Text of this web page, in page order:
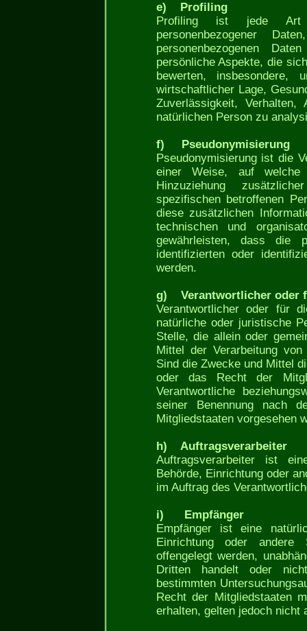
e) Profiling
Profiling ist jede Art
personenbezogener
personenbezogenen
persönliche Aspekte, die
bewerten, insbesondere,
wirtschaftlicher Lage,
Zuverlässigkeit, Verhalten,
natürlichen Person zu
f) Pseudonymisierung
Pseudonymisierung ist die
einer Weise, auf welche
Hinzuziehung
spezifischen betroffenen
diese zusätzlichen
technischen und
gewährleisten, dass die
identifizierten oder
werden.
g) Verantwortlicher oder
Verantwortlicher oder für
natürliche oder juristische
Stelle, die allein oder
Mittel der Verarbeitung von
Sind die Zwecke und Mittel
oder das Recht der
Verantwortliche
seiner Benennung nach
Mitgliedstaaten vorgesehen
h) Auftragsverarbeiter
Auftragsverarbeiter ist
Behörde, Einrichtung oder
im Auftrag des
i) Empfänger
Empfänger ist eine
Einrichtung oder andere
offengelegt werden,
Dritten handelt oder
bestimmten
Recht der Mitgliedstaaten
erhalten, gelten jedoch nicht